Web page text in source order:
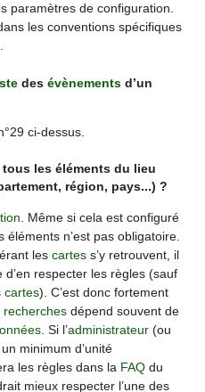
paramètres de configuration.
les conventions spécifiques
desévènements d’un
ci-dessus.
les éléments du lieu
région, pays...) ?
. Même si cela est configuré
n’est pas obligatoire.
les cartess’y retrouvent, il
d’en respecter les règles (sauf
cartes). C’est donc fortement
recherchesdépend souvent de
. Si l’administrateur(ou
minimum d’unité
les règles dans la FAQdu
mieux respecter l’une des